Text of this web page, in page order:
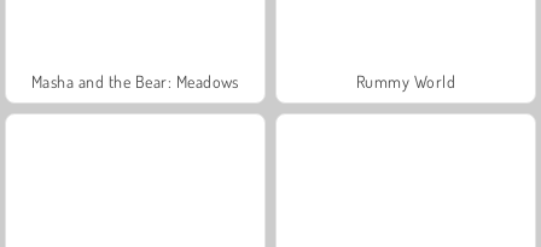
Masha and the Bear: Meadows Rummy World